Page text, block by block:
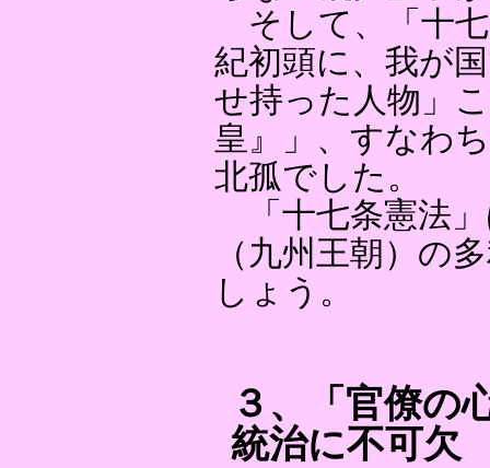
そして、「十
紀初頭に、我が
せ持った人物」
皇』」、すなわ
北孤でした。
「十七条憲法
（九州王朝）の
しょう。
３、「官僚の
統治に不可欠